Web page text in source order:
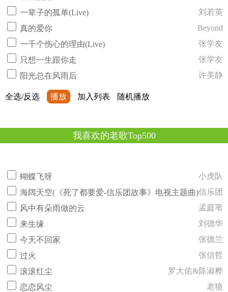
一辈子的孤单(Live)
刘若英
真的爱你
Beyond
一千个伤心的理由(Live)
张学友
只想一生跟你走
张学友
阳光总在风雨后
许美静
全选/反选 播放 加入列表 随机播放
我喜欢的老歌Top500
蝴蝶飞呀
小虎队
海阔天空(《死了都要爱-信乐团故事》电视主题曲)信乐团
风中有朵雨做的云
孟庭苇
来生缘
刘德华
今天不回家
张德兰
过火
张信哲
滚滚红尘
罗大佑&陈淑桦
恋恋风尘
老狼